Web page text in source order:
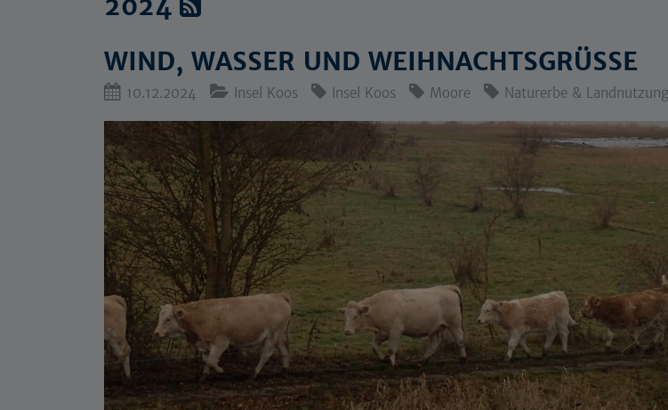
WIND, WASSER UND WEIHNACHTSGRÜSSE
10.12.2024 Insel Koos Insel Koos Moore Naturerbe & Landnutzung